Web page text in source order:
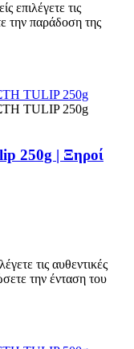
επιλέγετε τις
την παράδοση της
250g | Ξηροί
τις αυθεντικές
την ένταση του